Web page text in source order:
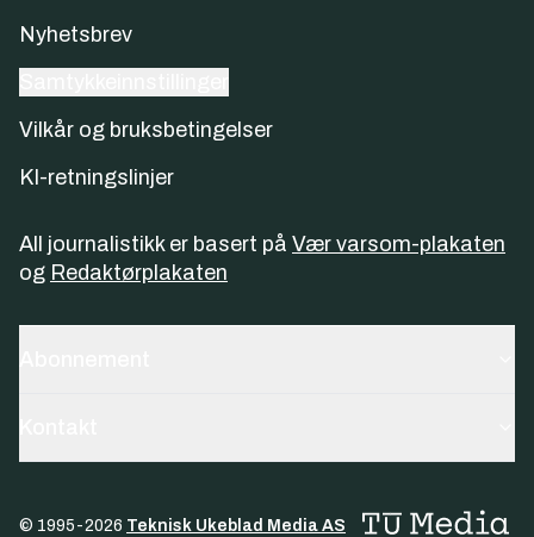
Nyhetsbrev
Vilkår og bruksbetingelser
KI-retningslinjer
All journalistikk er basert på Vær varsom-plakaten
og Redaktørplakaten
© 1995-2026 Teknisk Ukeblad Media AS